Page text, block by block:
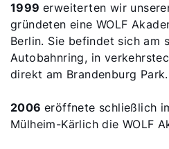
1999 erweiterten wir
gründeten eine WOLF
Berlin. Sie befindet sich am
Autobahnring, in
direkt am Brandenburg Park.
2006 eröffnete schließlich
Mülheim-Kärlich die WOLF
Wichtige Links
Gipfelstürmer
Anleitungen & techn.